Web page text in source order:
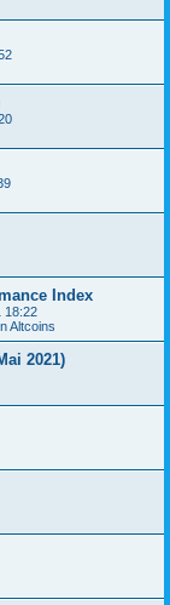
Index
18:22
Altcoins
2021)